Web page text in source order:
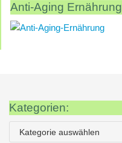
Anti-Aging Ernährung
Kategorien: